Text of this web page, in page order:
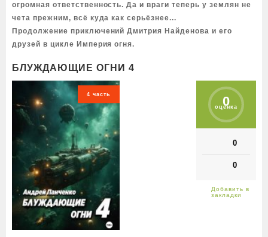
огромная ответственность. Да и враги теперь у землян не
чета прежним, всё куда как серьёзнее...
Продолжение приключений Дмитрия Найденова и его
друзей в цикле Империя огня.
БЛУЖДАЮЩИЕ ОГНИ 4
4 часть 0
оценка
0
0